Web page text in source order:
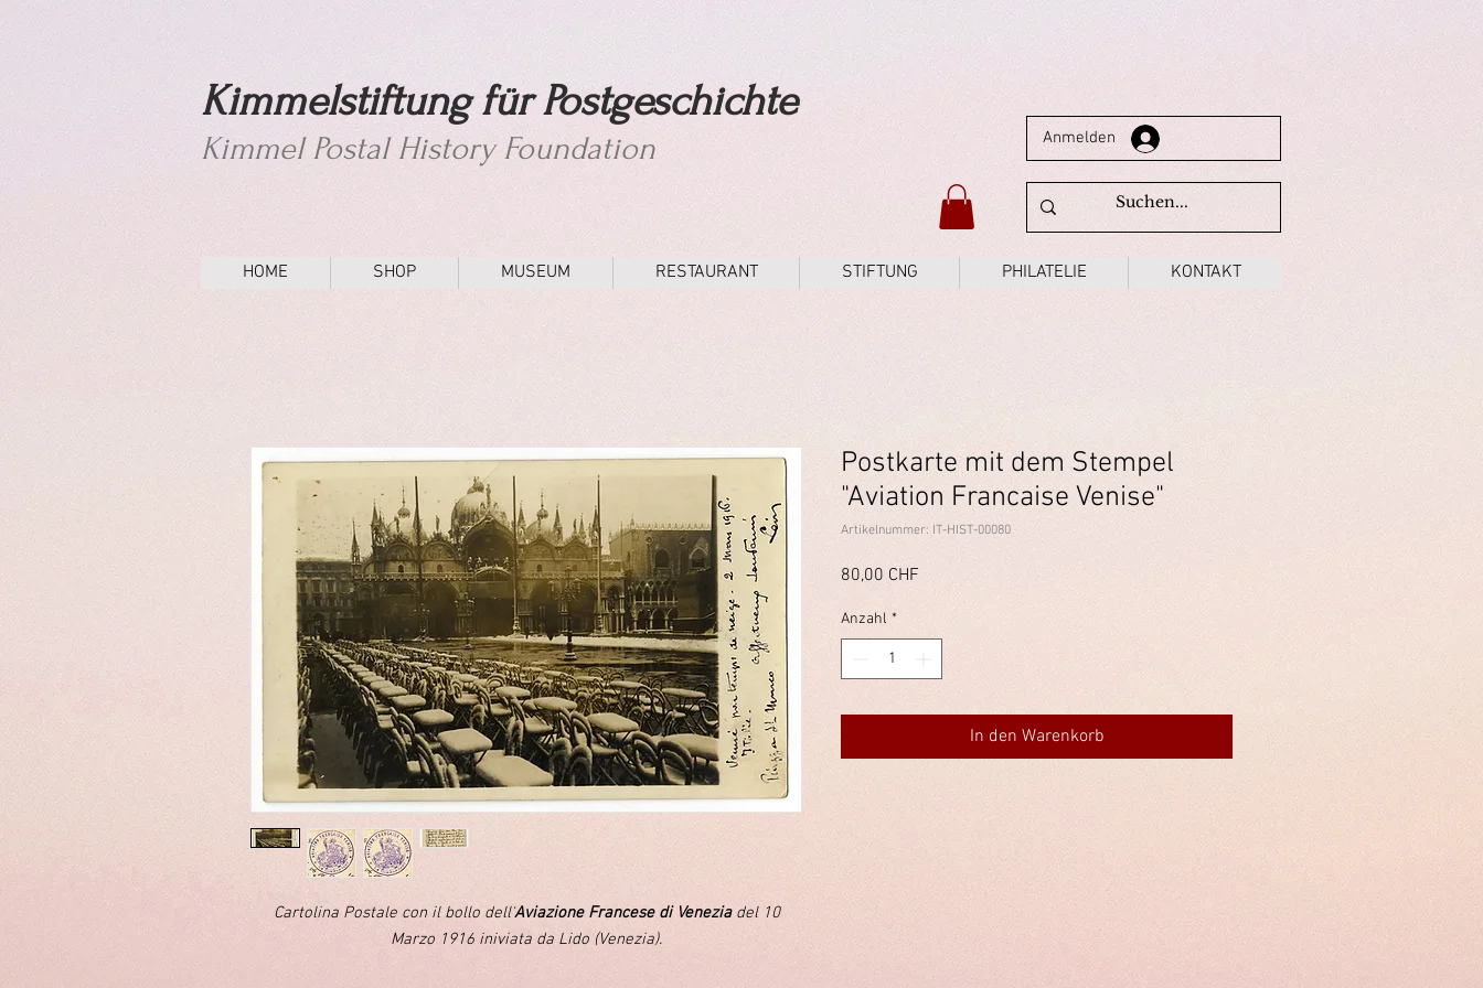
Kimmelstiftung für Postgeschichte
Kimmel Postal History Foundation Anmelden
HOME SHOP MUSEUM RESTAURANT STIFTUNG PHILATELIE KONTAKT
Cartolina Postale con il bollo dell'Aviazione Francese di Veneziadel 10
Marzo 1916 iniviata da Lido (Venezia).
Postkarte mit dem Stempel
"Aviation Francaise Venise"
Artikelnummer: IT-HIST-00080
80,00 CHF
Anzahl *
In den Warenkorb